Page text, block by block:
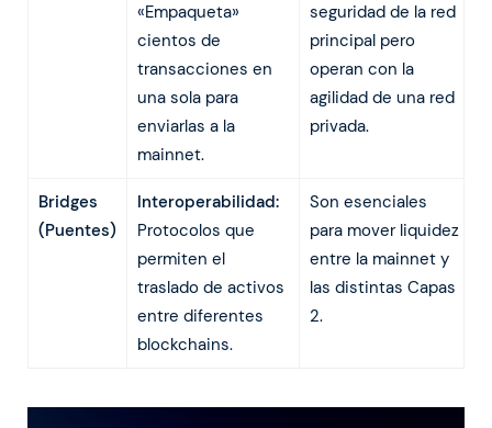
«Empaqueta»
cientos de
transacciones en
una sola para
enviarlas a la
mainnet.
seguridad de la red
principal pero
operan con la
agilidad de una red
privada.
Bridges
(Puentes)
Interoperabilidad:
Protocolos que
permiten el
traslado de activos
entre diferentes
blockchains.
Son esenciales
para mover liquidez
entre la mainnet y
las distintas Capas
2.